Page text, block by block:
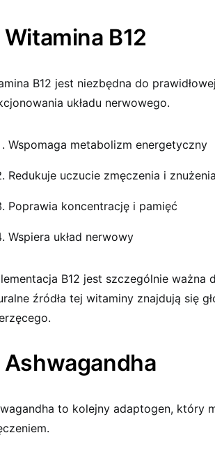
Witamina B12
B12 jest niezbędna do
układu nerwowego.
Wspomaga metabolizm energetyczny
Redukuje uczucie zmęczenia i znużenia
Poprawia koncentrację i pamięć
Wspiera układ nerwowy
B12 jest szczególnie ważna
źródła tej witaminy znajdują się
Ashwagandha
to kolejny adaptogen, który